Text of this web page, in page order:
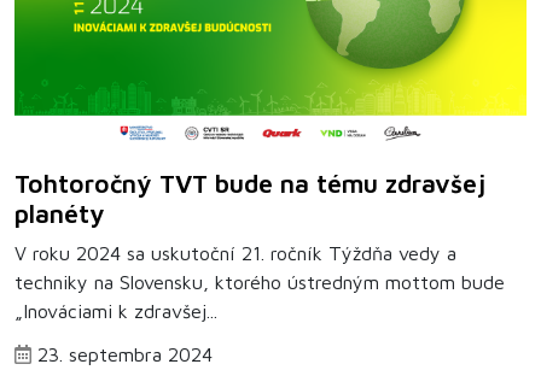
Tohtoročný TVT bude na tému zdravšej
planéty
V roku 2024 sa uskutoční 21. ročník Týždňa vedy a
techniky na Slovensku, ktorého ústredným mottom bude
„Inováciami k zdravšej...
23. septembra 2024